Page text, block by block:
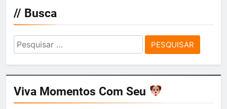
// Busca
Pesquisar
por:
Viva Momentos Com Seu